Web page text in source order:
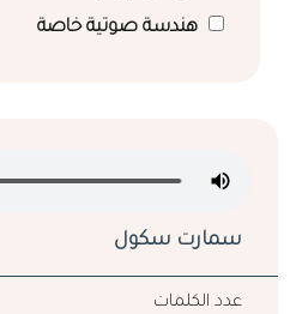
هندسة صوتية خاصة
سمارت سكول
عدد الكلمات